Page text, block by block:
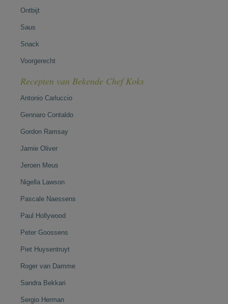
Ontbijt
Saus
Snack
Voorgerecht
Recepten van Bekende Chef Koks
Antonio Carluccio
Gennaro Contaldo
Gordon Ramsay
Jamie Oliver
Jeroen Meus
Nigella Lawson
Pascale Naessens
Paul Hollywood
Peter Goossens
Piet Huysentruyt
Roger van Damme
Sandra Bekkari
Sergio Herman